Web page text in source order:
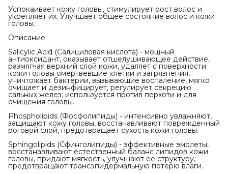
Успокаивает кожу головы, стимулирует рост волос и
укрепляет их. Улучшает общее состояние волос и кожи
головы.
Описание
Salicylic Acid (Салициловая кислота) - мощный
антиоксидант, оказывает отшелушивающее действие,
размягчая верхний слой кожи, удаляет с поверхности
кожи головы омертвевшие клетки и загрязнения,
уничтожает бактерии, вызывающие воспаление, мягко
очищает и дезинфицирует, регулирует секрецию
сальных желез; используется против перхоти и для
очищения головы.
Phospholipids (Фосфолипиды) - интенсивно увлажняют,
защищают кожу головы, восстанавливают поврежденный
роговой слой, предотвращает сухость кожи головы.
Sphingolipids (Сфинголипиды) - эффективные эмолеты,
восстанавливают естественный баланс липидов кожи
головы, придают мягкость, улучшают ее структуру,
предотвращают трансэпидермальную потерю влаги.